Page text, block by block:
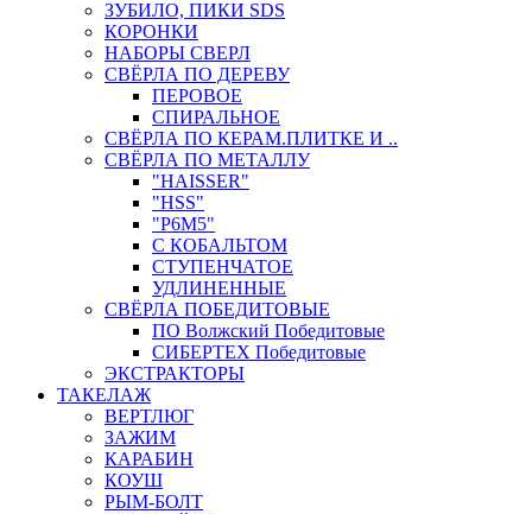
ЗУБИЛО, ПИКИ SDS
КОРОНКИ
НАБОРЫ СВЕРЛ
СВЁРЛА ПО ДЕРЕВУ
ПЕРОВОЕ
СПИРАЛЬНОЕ
СВЁРЛА ПО КЕРАМ.ПЛИТКЕ И ..
СВЁРЛА ПО МЕТАЛЛУ
"HAISSER"
"HSS"
"Р6М5"
С КОБАЛЬТОМ
СТУПЕНЧАТОЕ
УДЛИНЕННЫЕ
СВЁРЛА ПОБЕДИТОВЫЕ
ПО Волжский Победитовые
СИБЕРТЕХ Победитовые
ЭКСТРАКТОРЫ
ТАКЕЛАЖ
ВЕРТЛЮГ
ЗАЖИМ
КАРАБИН
КОУШ
РЫМ-БОЛТ